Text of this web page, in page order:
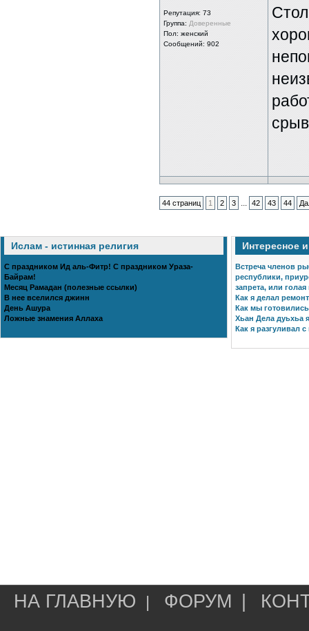
Репутация: 73
Группа: Доверенные
Пол: женский
Сообщений: 902
44 страниц 1 2 3 ... 42 43 44
Ислам - истинная религия
С праздником Ид аль-Фитр! С праздником Ураза-
Байрам!
Месяц Рамадан (полезные ссылки)
В нее вселился джинн
День Ашура
Ложные знамения Аллаха
Интересное
Встреча членов
республики,
запрета, или
Как я делал
Как мы
Хьан Дела дуьхьа
Как я разгуливал
НА ГЛАВНУЮ | ФОРУМ